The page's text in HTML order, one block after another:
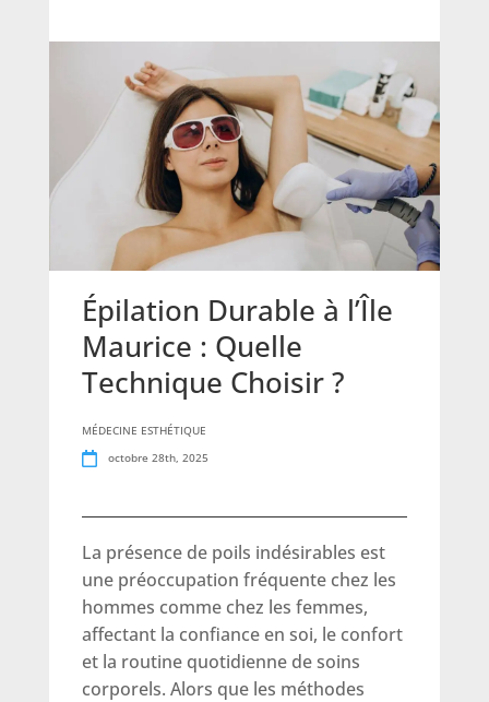
Épilation Durable à l’Île
Maurice : Quelle
Technique Choisir ?
MÉDECINE ESTHÉTIQUE
octobre 28th, 2025
La présence de poils indésirables est
une préoccupation fréquente chez les
hommes comme chez les femmes,
affectant la confiance en soi, le confort
et la routine quotidienne de soins
corporels. Alors que les méthodes